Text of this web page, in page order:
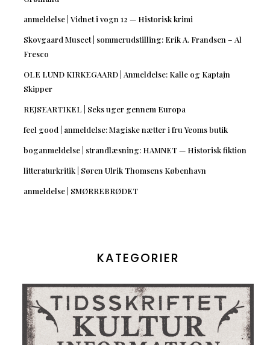
anmeldelse | Vidnet i vogn 12 — Historisk krimi
Skovgaard Museet | sommerudstilling: Erik A. Frandsen – Al
Fresco
OLE LUND KIRKEGAARD | Anmeldelse: Kalle og Kaptajn
Skipper
REJSEARTIKEL | Seks uger gennem Europa
feel good | anmeldelse: Magiske nætter i fru Yeoms butik
boganmeldelse | strandlæsning: HAMNET — Historisk fiktion
litteraturkritik | Søren Ulrik Thomsens København
anmeldelse | SMØRREBRØDET
KATEGORIER